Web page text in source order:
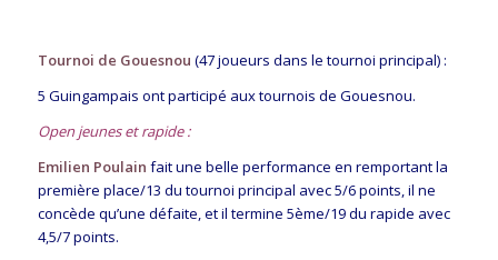
Tournoi de Gouesnou (47 joueurs dans le tournoi principal) :
5 Guingampais ont participé aux tournois de Gouesnou.
Open jeunes et rapide :
Emilien Poulain fait une belle performance en remportant la
première place/13 du tournoi principal avec 5/6 points, il ne
concède qu’une défaite, et il termine 5ème/19 du rapide avec
4,5/7 points.